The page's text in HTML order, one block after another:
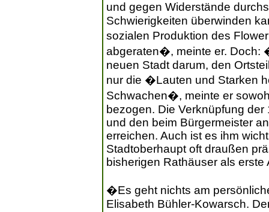
und gegen Widerstände
Schwierigkeiten überwinden
sozialen Produktion des
abgeraten�, meinte er. Doch:
neuen Stadt darum, den
nur die �Lauten und Starken
Schwachen�, meinte er
bezogen. Die Verknüpfung
und den beim Bürgermeister
erreichen. Auch ist es ihm
Stadtoberhaupt oft draußen
bisherigen Rathäuser als
�Es geht nichts am
Elisabeth Bühler-Kowarsch.